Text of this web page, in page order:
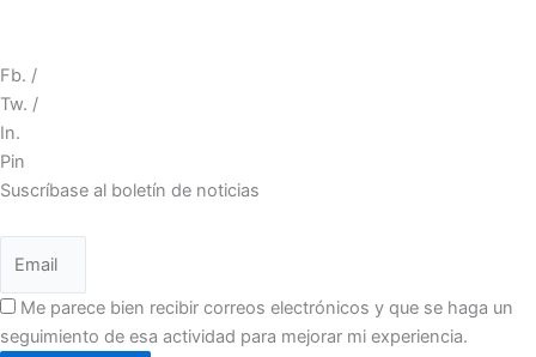
Fb. /
Tw. /
In.
Pin
Suscríbase al boletín de noticias
Me parece bien recibir correos electrónicos y que se haga un
seguimiento de esa actividad para mejorar mi experiencia.